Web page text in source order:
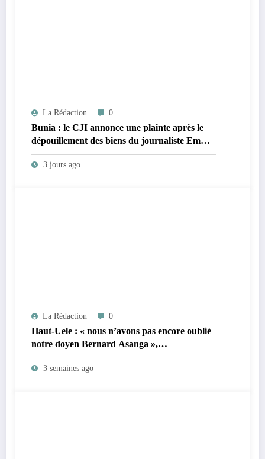
La Rédaction 0
Bunia : le CJI annonce une plainte après le
dépouillement des biens du journaliste Emma
Sage Mukadi par des patrouilleurs
3 jours ago
La Rédaction 0
Haut-Uele : « nous n’avons pas encore oublié
notre doyen Bernard Asanga »,
Victoireinfo.net dévasté par le décès du
journaliste Xavier Tereka
3 semaines ago